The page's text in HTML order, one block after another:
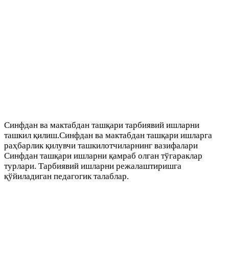
Синфдан ва мактабдан ташқари тарбиявий ишларни
ташкил қилиш.Синфдан ва мактабдан ташқари ишларга
раҳбарлик қилувчи ташкилотчиларнинг вазифалари
Синфдан ташқари ишларни қамраб олган тўгараклар
турлари. Тарбиявий ишларни режалаштиришга
қўйиладиган педагогик талаблар.